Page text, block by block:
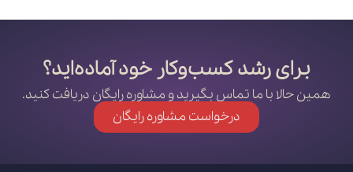
برای رشد کسب‌وکار خود آماده‌اید؟
همین حالا با ما تماس بگیرید و مشاوره رایگان دریافت کنید.
درخواست مشاوره رایگان